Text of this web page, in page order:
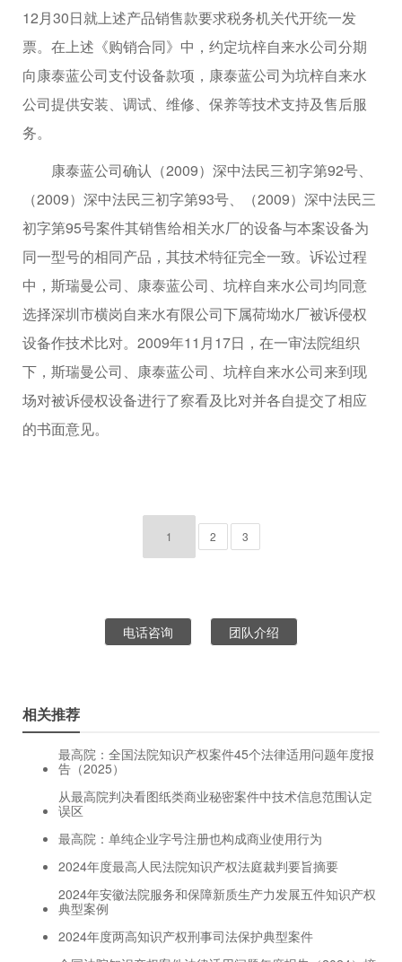
12月30日就上述产品销售款要求税务机关代开统一发
票。在上述《购销合同》中，约定坑梓自来水公司分期
向康泰蓝公司支付设备款项，康泰蓝公司为坑梓自来水
公司提供安装、调试、维修、保养等技术支持及售后服
务。
康泰蓝公司确认（2009）深中法民三初字第92号、
（2009）深中法民三初字第93号、（2009）深中法民三
初字第95号案件其销售给相关水厂的设备与本案设备为
同一型号的相同产品，其技术特征完全一致。诉讼过程
中，斯瑞曼公司、康泰蓝公司、坑梓自来水公司均同意
选择深圳市横岗自来水有限公司下属荷坳水厂被诉侵权
设备作技术比对。2009年11月17日，在一审法院组织
下，斯瑞曼公司、康泰蓝公司、坑梓自来水公司来到现
场对被诉侵权设备进行了察看及比对并各自提交了相应
的书面意见。
1 2 3
电话咨询 团队介绍
相关推荐
最高院：全国法院知识产权案件45个法律适用问题年度报
告（2025）
从最高院判决看图纸类商业秘密案件中技术信息范围认定
误区
最高院：单纯企业字号注册也构成商业使用行为
2024年度最高人民法院知识产权法庭裁判要旨摘要
2024年安徽法院服务和保障新质生产力发展五件知识产权
典型案例
2024年度两高知识产权刑事司法保护典型案件